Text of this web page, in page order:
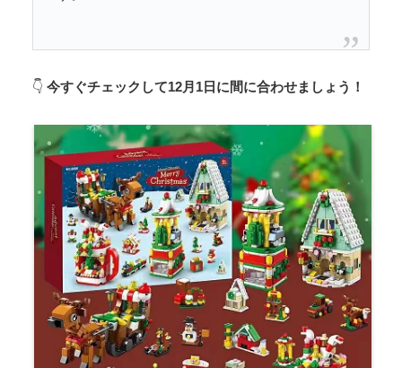
👇 今すぐチェックして12月1日に間に合わせましょう！